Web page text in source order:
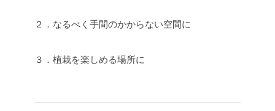
２．なるべく手間のかからない空間に
３．植栽を楽しめる場所に